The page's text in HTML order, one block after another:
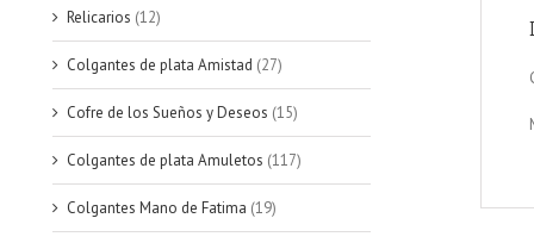
Relicarios (12)
Colgantes de plata Amistad (27)
Cofre de los Sueños y Deseos (15)
Colgantes de plata Amuletos (117)
Colgantes Mano de Fatima (19)